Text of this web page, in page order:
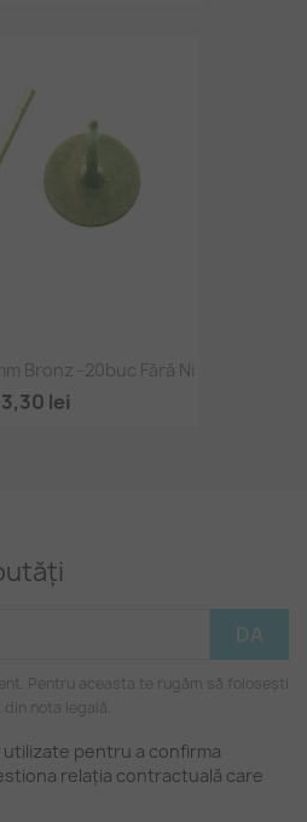
Bronz -20buc Fără Ni
3,30 lei
Pentru aceasta te rugăm să folosești
nota legală.
pentru a confirma
relația contractuală care